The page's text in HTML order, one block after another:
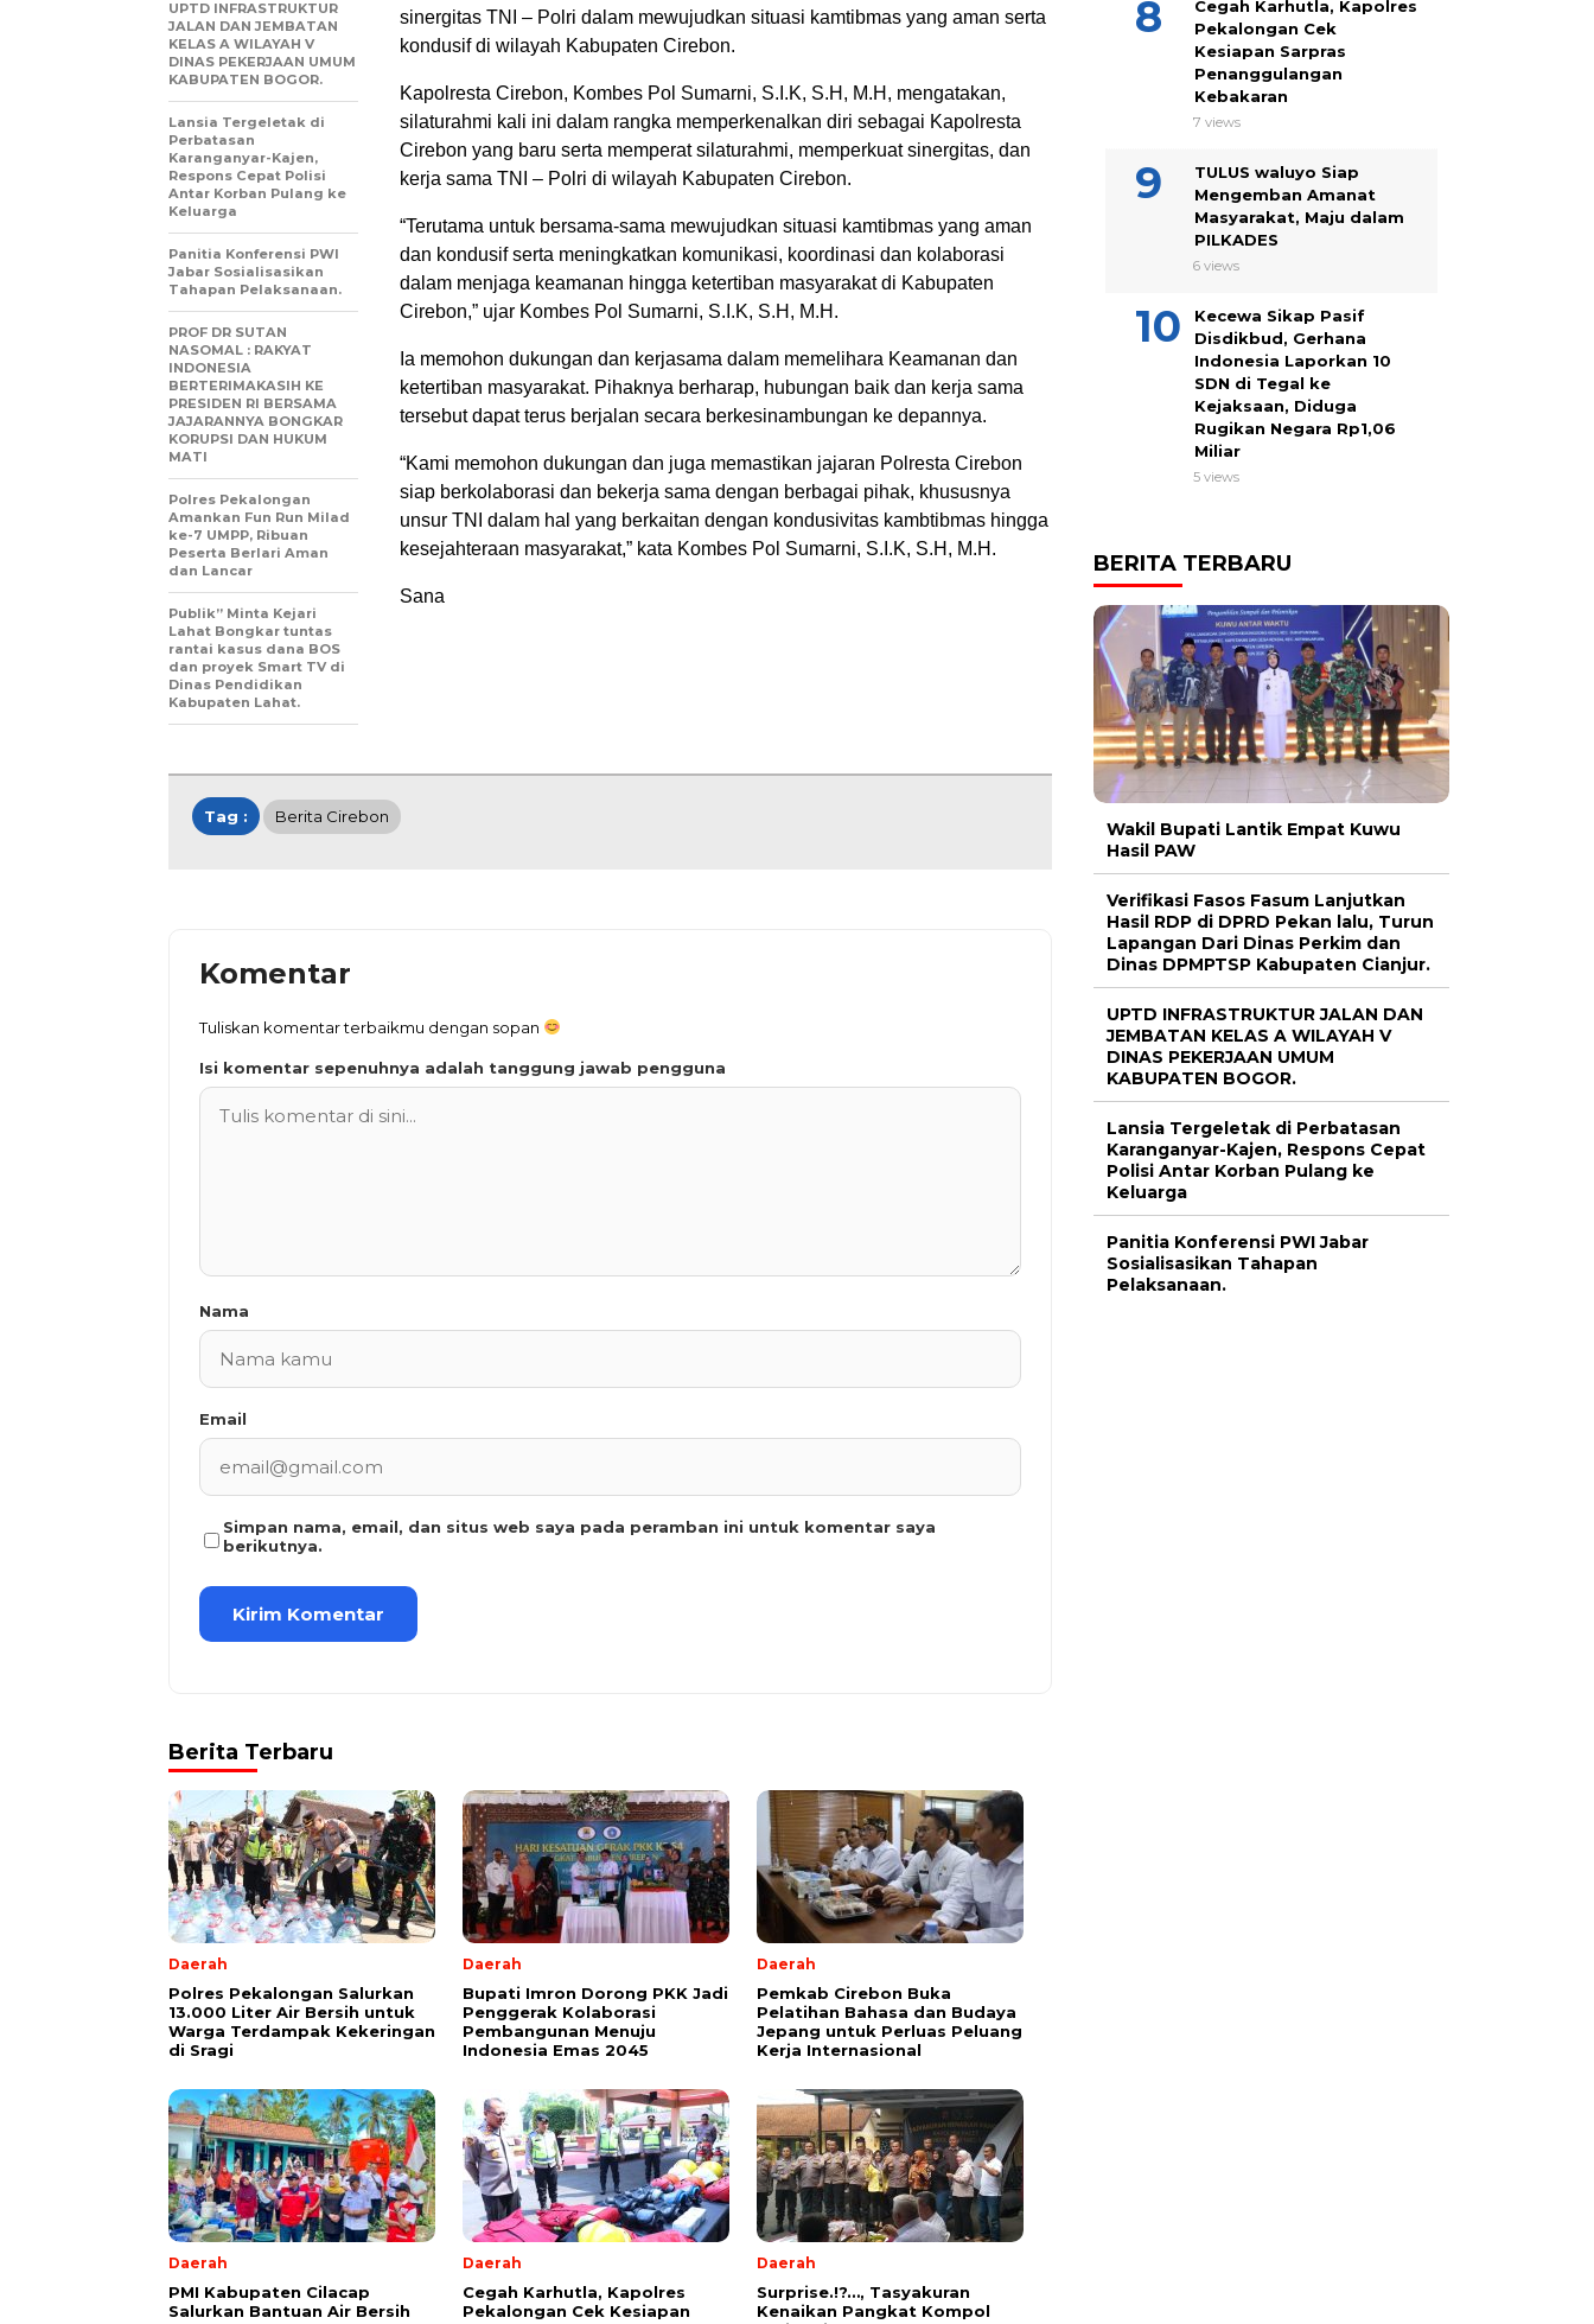
sinergitas TNI – Polri dalam mewujudkan situasi kamtibmas yang aman serta
kondusif di wilayah Kabupaten Cirebon.
Kapolresta Cirebon, Kombes Pol Sumarni, S.I.K, S.H, M.H, mengatakan,
silaturahmi kali ini dalam rangka memperkenalkan diri sebagai Kapolresta
Cirebon yang baru serta memperat silaturahmi, memperkuat sinergitas, dan
kerja sama TNI – Polri di wilayah Kabupaten Cirebon.
“Terutama untuk bersama-sama mewujudkan situasi kamtibmas yang aman
dan kondusif serta meningkatkan komunikasi, koordinasi dan kolaborasi
dalam menjaga keamanan hingga ketertiban masyarakat di Kabupaten
Cirebon,” ujar Kombes Pol Sumarni, S.I.K, S.H, M.H.
Ia memohon dukungan dan kerjasama dalam memelihara Keamanan dan
ketertiban masyarakat. Pihaknya berharap, hubungan baik dan kerja sama
tersebut dapat terus berjalan secara berkesinambungan ke depannya.
“Kami memohon dukungan dan juga memastikan jajaran Polresta Cirebon
siap berkolaborasi dan bekerja sama dengan berbagai pihak, khususnya
unsur TNI dalam hal yang berkaitan dengan kondusivitas kambtibmas hingga
kesejahteraan masyarakat,” kata Kombes Pol Sumarni, S.I.K, S.H, M.H.
Sana
UPTD INFRASTRUKTUR
JALAN DAN JEMBATAN
KELAS A WILAYAH V
DINAS PEKERJAAN UMUM
KABUPATEN BOGOR.
Lansia Tergeletak di
Perbatasan
Karanganyar-Kajen,
Respons Cepat Polisi
Antar Korban Pulang ke
Keluarga
Panitia Konferensi PWI
Jabar Sosialisasikan
Tahapan Pelaksanaan.
PROF DR SUTAN
NASOMAL : RAKYAT
INDONESIA
BERTERIMAKASIH KE
PRESIDEN RI BERSAMA
JAJARANNYA BONGKAR
KORUPSI DAN HUKUM
MATI
Polres Pekalongan
Amankan Fun Run Milad
ke-7 UMPP, Ribuan
Peserta Berlari Aman
dan Lancar
Publik” Minta Kejari
Lahat Bongkar tuntas
rantai kasus dana BOS
dan proyek Smart TV di
Dinas Pendidikan
Kabupaten Lahat.
Tag : Berita Cirebon
Komentar
Tuliskan komentar terbaikmu dengan sopan
Isi komentar sepenuhnya adalah tanggung jawab pengguna
Nama
Email
Simpan nama, email, dan situs web saya pada peramban ini untuk komentar saya
berikutnya.
Berita Terbaru
Daerah
Polres Pekalongan Salurkan
13.000 Liter Air Bersih untuk
Warga Terdampak Kekeringan
di Sragi
Daerah
Bupati Imron Dorong PKK Jadi
Penggerak Kolaborasi
Pembangunan Menuju
Indonesia Emas 2045
Daerah
Pemkab Cirebon Buka
Pelatihan Bahasa dan Budaya
Jepang untuk Perluas Peluang
Kerja Internasional
Daerah
PMI Kabupaten Cilacap
Salurkan Bantuan Air Bersih
Daerah
Cegah Karhutla, Kapolres
Pekalongan Cek Kesiapan
Daerah
Surprise.!?…, Tasyakuran
Kenaikan Pangkat Kompol
Cegah Karhutla, Kapolres
Pekalongan Cek
Kesiapan Sarpras
Penanggulangan
Kebakaran
7 views
TULUS waluyo Siap
Mengemban Amanat
Masyarakat, Maju dalam
PILKADES
6 views
Kecewa Sikap Pasif
Disdikbud, Gerhana
Indonesia Laporkan 10
SDN di Tegal ke
Kejaksaan, Diduga
Rugikan Negara Rp1,06
Miliar
5 views
BERITA TERBARU
Wakil Bupati Lantik Empat Kuwu
Hasil PAW
Verifikasi Fasos Fasum Lanjutkan
Hasil RDP di DPRD Pekan lalu, Turun
Lapangan Dari Dinas Perkim dan
Dinas DPMPTSP Kabupaten Cianjur.
UPTD INFRASTRUKTUR JALAN DAN
JEMBATAN KELAS A WILAYAH V
DINAS PEKERJAAN UMUM
KABUPATEN BOGOR.
Lansia Tergeletak di Perbatasan
Karanganyar-Kajen, Respons Cepat
Polisi Antar Korban Pulang ke
Keluarga
Panitia Konferensi PWI Jabar
Sosialisasikan Tahapan
Pelaksanaan.